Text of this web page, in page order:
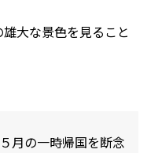
大な景色を見ること
月の一時帰国を断念